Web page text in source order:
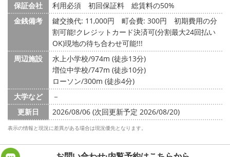
保証会社
利用必須 初回保証料 総賃料の50%
金銭備考
鍵交換代: 11,000円 町会費: 300円
初期費用の分
割可能!クレジットカード決済可(分割最大24回払い
OK)現地の待ち合わせ可能!!!
周辺施設
水上小学校/974m (徒歩13分)
増位中学校/747m (徒歩10分)
ローソン/300m (徒歩4分)
大学など
－
更新日
2026/08/06 (次回更新予定 2026/08/20)
表示の情報と現況に差異がある場合は現況優先となります。